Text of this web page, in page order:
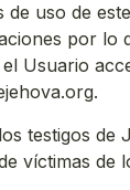
uso de
por
Usuario
testigos
víctimas